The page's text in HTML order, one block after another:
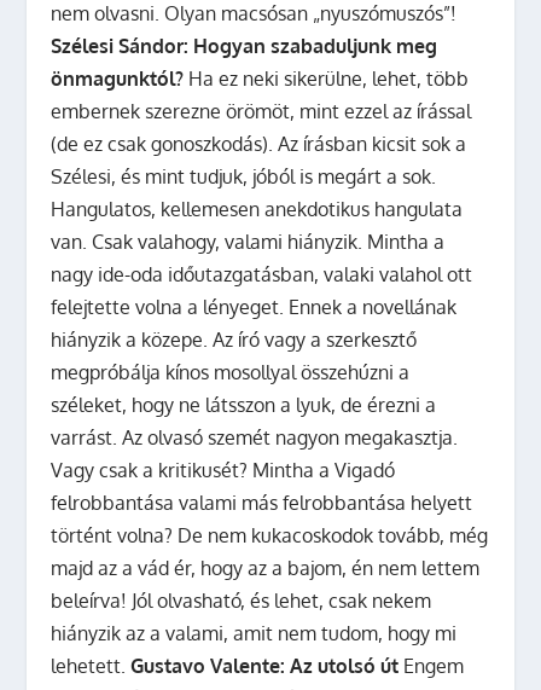
nem olvasni. Olyan macsósan „nyuszómuszós”!
Szélesi Sándor: Hogyan szabaduljunk meg
önmagunktól? Ha ez neki sikerülne, lehet, több
embernek szerezne örömöt, mint ezzel az írással
(de ez csak gonoszkodás). Az írásban kicsit sok a
Szélesi, és mint tudjuk, jóból is megárt a sok.
Hangulatos, kellemesen anekdotikus hangulata
van. Csak valahogy, valami hiányzik. Mintha a
nagy ide-oda időutazgatásban, valaki valahol ott
felejtette volna a lényeget. Ennek a novellának
hiányzik a közepe. Az író vagy a szerkesztő
megpróbálja kínos mosollyal összehúzni a
széleket, hogy ne látsszon a lyuk, de érezni a
varrást. Az olvasó szemét nagyon megakasztja.
Vagy csak a kritikusét? Mintha a Vigadó
felrobbantása valami más felrobbantása helyett
történt volna? De nem kukacoskodok tovább, még
majd az a vád ér, hogy az a bajom, én nem lettem
beleírva! Jól olvasható, és lehet, csak nekem
hiányzik az a valami, amit nem tudom, hogy mi
lehetett.Gustavo Valente: Az utolsó út Engem